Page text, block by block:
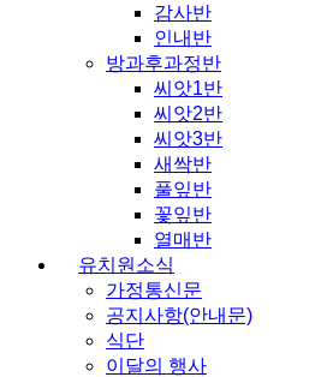
감사반
인내반
방과후과정반
씨앗1반
씨앗2반
씨앗3반
새싹반
풀잎반
꽃잎반
열매반
유치원소식
가정통신문
공지사항(안내문)
식단
이달의 행사